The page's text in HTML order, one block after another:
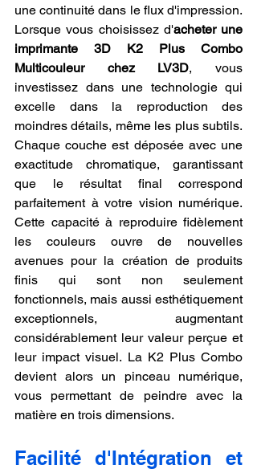
une continuité dans le flux d'impression.
Lorsque vous choisissez d'acheter une
imprimante 3D K2 Plus Combo
Multicouleur chez LV3D, vous
investissez dans une technologie qui
excelle dans la reproduction des
moindres détails, même les plus subtils.
Chaque couche est déposée avec une
exactitude chromatique, garantissant
que le résultat final correspond
parfaitement à votre vision numérique.
Cette capacité à reproduire fidèlement
les couleurs ouvre de nouvelles
avenues pour la création de produits
finis qui sont non seulement
fonctionnels, mais aussi esthétiquement
exceptionnels, augmentant
considérablement leur valeur perçue et
leur impact visuel. La K2 Plus Combo
devient alors un pinceau numérique,
vous permettant de peindre avec la
matière en trois dimensions.
Facilité d'Intégration et